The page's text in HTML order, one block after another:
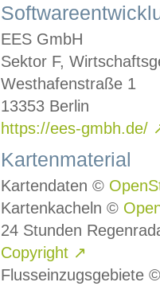
EES GmbH
Sektor F,
Westhafenstraße 1
13353 Berlin
https://ees-gmbh.de/
Kartenmaterial
Kartendaten ©
Kartenkacheln ©
24 Stunden
Copyright ↗
Flusseinzugsgebiete